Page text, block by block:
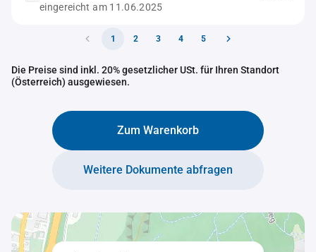
eingereicht am 11.06.2025
1 2 3 4 5
Die Preise sind inkl. 20% gesetzlicher USt. für Ihren Standort
(Österreich) ausgewiesen.
Zum Warenkorb
Weitere Dokumente abfragen